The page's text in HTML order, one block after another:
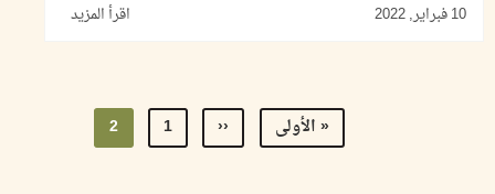
10 فبراير, 2022 اقرأ المزيد
First
« الأولى
Previous
‹‹ الصفحة
1
Current
2